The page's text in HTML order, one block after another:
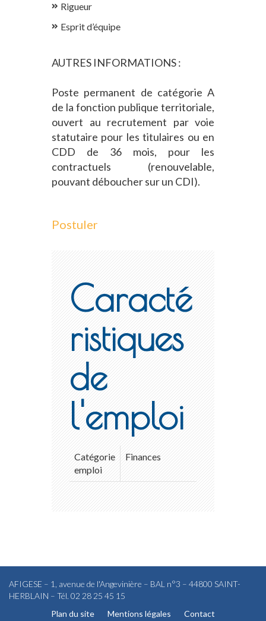
Rigueur
Esprit d’équipe
AUTRES INFORMATIONS :
Poste permanent de catégorie A
de la fonction publique territoriale,
ouvert au recrutement par voie
statutaire pour les titulaires ou en
CDD de 36 mois, pour les
contractuels (renouvelable,
pouvant déboucher sur un CDI).
Postuler
Caracté
ristiques
de
l'emploi
Catégorie
emploi
Finances
AFIGESE – 1, avenue de l'Angevinière – BAL n°3 – 44800 SAINT-
HERBLAIN – Tél. 02 28 25 45 15
Plan du site
Mentions légales Contact